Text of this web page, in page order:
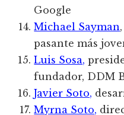
Google
Michael Sayman
pasante más
Luis Sosa,
fundador, DDM
Javier Soto,
Myrna Soto,